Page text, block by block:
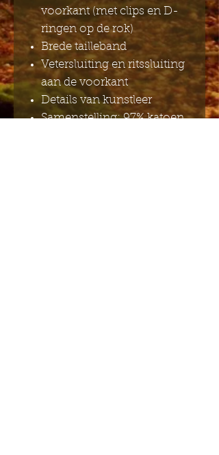
voorkant (met clips en D-
ringen op de rok)
Brede tailleband
Vetersluiting en ritssluiting
aan de voorkant
Details van kunstleer
Samenstelling: 97% katoen,